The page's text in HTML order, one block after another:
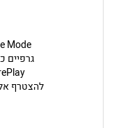
גרפיים
להצטרף